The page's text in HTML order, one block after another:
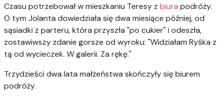
Czasu potrzebował w mieszkaniu Teresy z biura podróży.
O tym Jolanta dowiedziała się dwa miesiące później, od
sąsiadki z parteru, która przyszła "po cukier" i odeszła,
zostawiwszy zdanie gorsze od wyroku: "Widziałam Ryśka z
tą od wycieczek. W galerii. Za rękę."
Trzydzieści dwa lata małżeństwa skończyły się biurem
podróży.